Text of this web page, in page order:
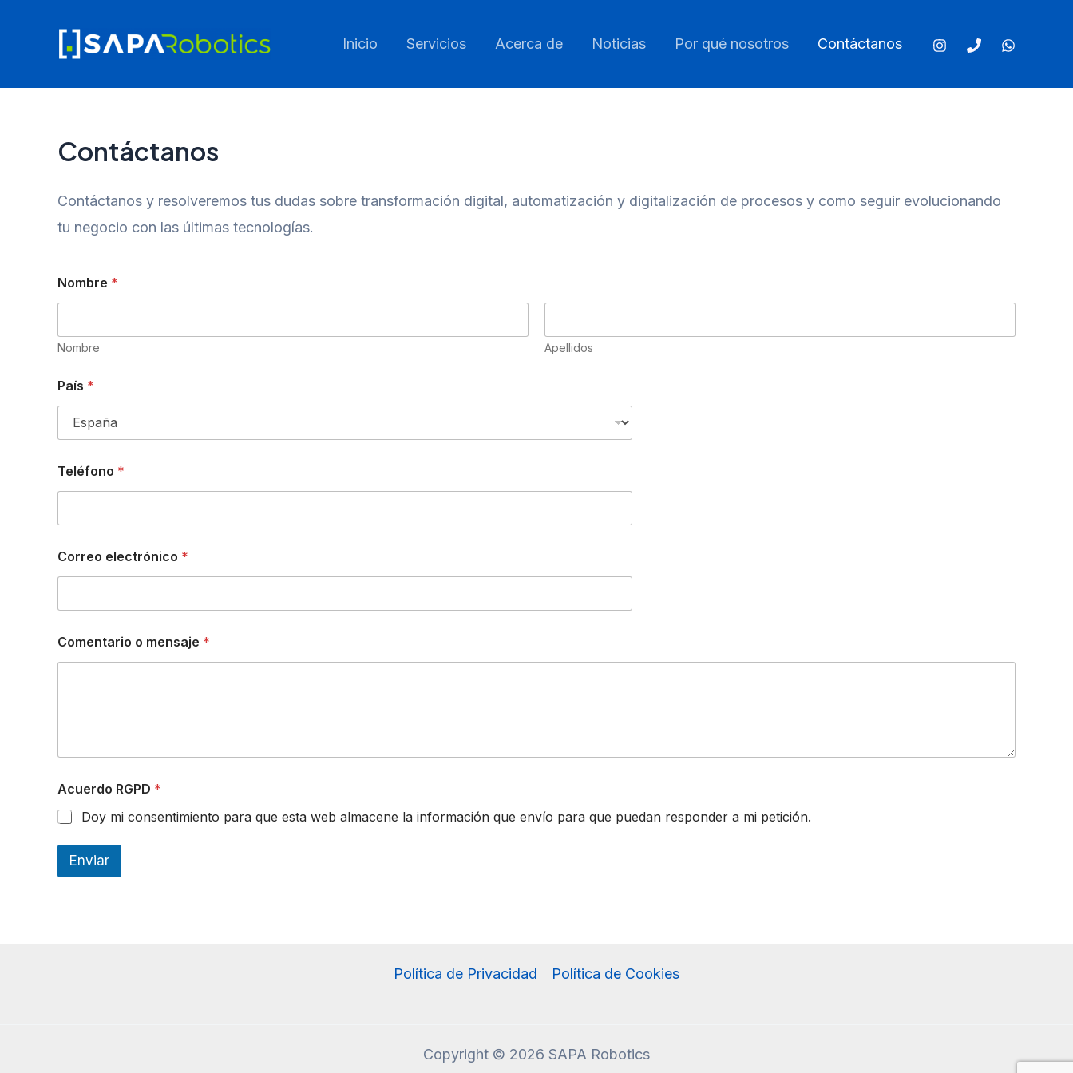
Inicio Servicios Acerca de Noticias Por qué nosotros Contáctanos
Contáctanos
Contáctanos y resolveremos tus dudas sobre transformación digital, automatización y digitalización de procesos y como seguir evolucionando
tu negocio con las últimas tecnologías.
Nombre *
Nombre Apellidos
País *
Teléfono *
Correo electrónico *
Comentario o mensaje *
Acuerdo RGPD *
Doy mi consentimiento para que esta web almacene la información que envío para que puedan responder a mi petición.
Enviar
Política de Privacidad Política de Cookies
Copyright © 2026 SAPA Robotics